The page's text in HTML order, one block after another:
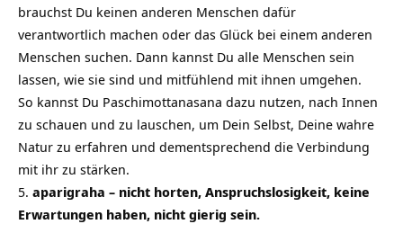
brauchst Du keinen anderen Menschen dafür
verantwortlich machen oder das Glück bei einem anderen
Menschen suchen. Dann kannst Du alle Menschen sein
lassen, wie sie sind und mitfühlend mit ihnen umgehen.
So kannst Du Paschimottanasana dazu nutzen, nach Innen
zu schauen und zu lauschen, um Dein Selbst, Deine wahre
Natur zu erfahren und dementsprechend die Verbindung
mit ihr zu stärken.
aparigraha – nicht horten, Anspruchslosigkeit, keine
Erwartungen haben, nicht gierig sein.